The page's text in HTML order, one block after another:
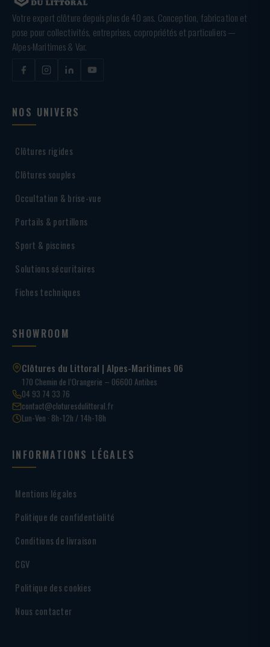
Votre expert clôture depuis plus de 40 ans. Conception, fabrication et
pose pour collectivités, entreprises, copropriétés et particuliers —
Alpes-Maritimes & Var.
NOS UNIVERS
Clôtures rigides
Clôtures souples
Occultation & brise-vue
Portails & portillons
Sport & piscines
Solutions sécuritaires
Fiches techniques
SHOWROOM
Clôtures du Littoral | Alpes-Maritimes 06
170 Chemin de l’Orangerie – 06600 Antibes
04 93 74 33 76
contact@cloturesdulittoral.fr
Lun-Ven · 8h-12h / 14h-18h
INFORMATIONS LÉGALES
Mentions légales
Politique de confidentialité
Conditions de livraison
CGV
Politique des cookies
Nous contacter